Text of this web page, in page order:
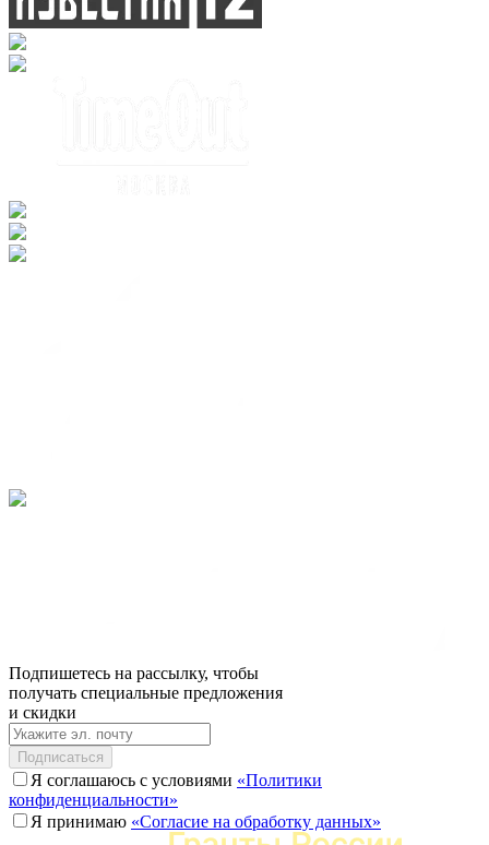
Подпишетесь на рассылку, чтобы
получать специальные предложения
и скидки
Подписаться
Я соглашаюсь с условиями «Политики
конфиденциальности»
Я принимаю «Согласие на обработку данных»